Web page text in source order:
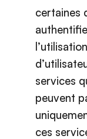
certaines
services
peuvent
ces